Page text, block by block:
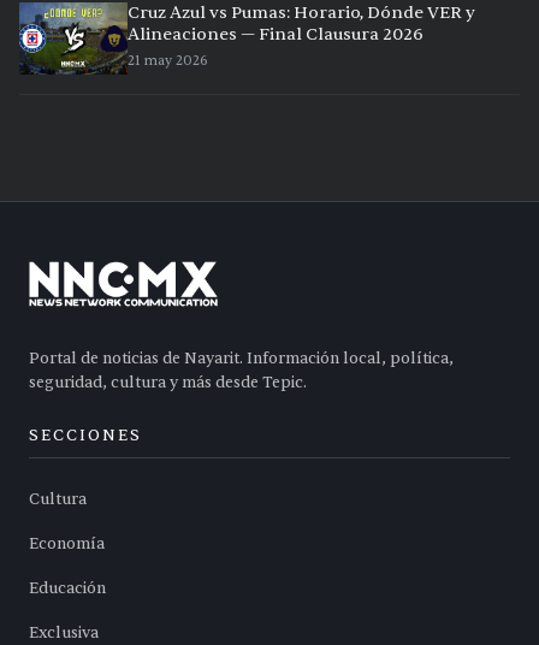
Cruz Azul vs Pumas: Horario, Dónde VER y
Alineaciones — Final Clausura 2026
21 may 2026
Portal de noticias de Nayarit. Información local, política,
seguridad, cultura y más desde Tepic.
SECCIONES
Cultura
Economía
Educación
Exclusiva